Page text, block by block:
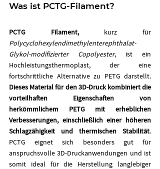
Was ist PCTG-Filament?
PCTG Filament,
Polycyclohexylendimethylenterephthalat-
Glykol-modifizierter Copolyester, ist ein
Hochleistungsthermoplast, der eine
fortschrittliche Alternative zu PETG darstellt.
Dieses Material für den 3D-Druck kombiniert die
vorteilhaften Eigenschaften von
herkömmlichem PETG mit erheblichen
Verbesserungen, einschließlich einer höheren
Schlagzähigkeit und thermischen Stabilität.
PCTG eignet sich besonders gut für
anspruchsvolle 3D-Druckanwendungen und ist
somit ideal für die Herstellung langlebiger